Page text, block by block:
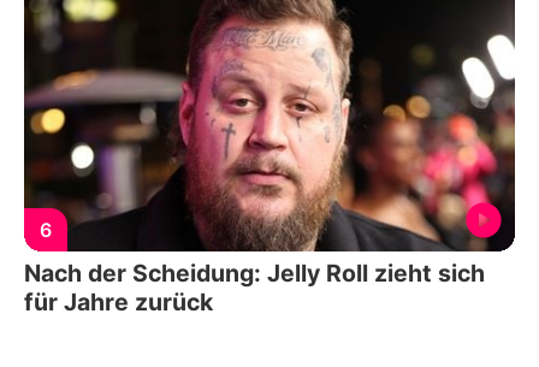
6
Nach der Scheidung: Jelly Roll zieht sich
für Jahre zurück